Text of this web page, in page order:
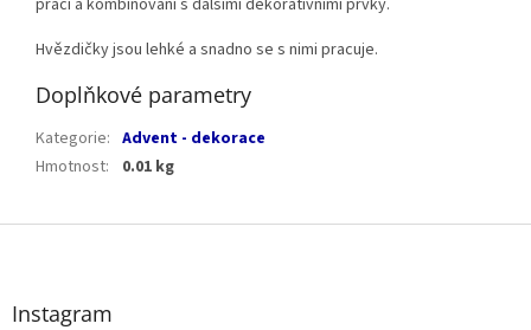
práci a kombinování s dalšími dekorativními prvky.
Hvězdičky jsou lehké a snadno se s nimi pracuje.
Doplňkové parametry
Kategorie: Advent - dekorace
Hmotnost: 0.01 kg
Z
Instagram